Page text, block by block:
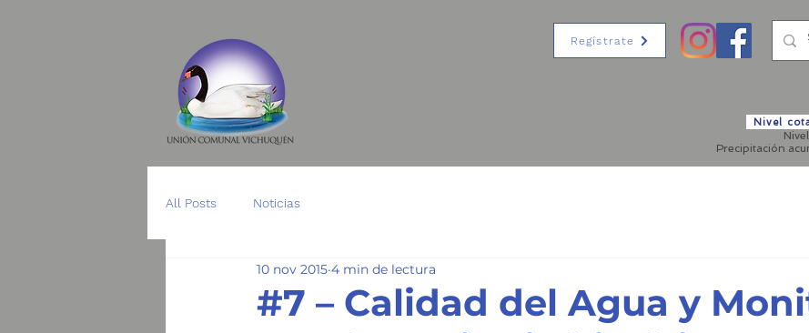
Regístrate
Precipitación
Nivel
All Posts Noticias
#7 – Calidad del Agua y
10 nov 2015 4 min de lectura